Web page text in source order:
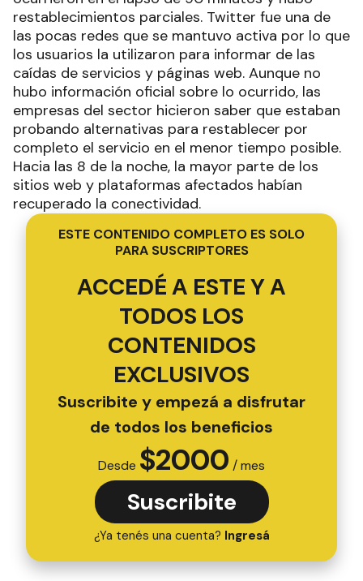
restablecimientos parciales. Twitter fue una de
las pocas redes que se mantuvo activa por lo que
los usuarios la utilizaron para informar de las
caídas de servicios y páginas web. Aunque no
hubo información oficial sobre lo ocurrido, las
empresas del sector hicieron saber que estaban
probando alternativas para restablecer por
completo el servicio en el menor tiempo posible.
Hacia las 8 de la noche, la mayor parte de los
sitios web y plataformas afectados habían
recuperado la conectividad.
ESTE CONTENIDO COMPLETO ES SOLO
PARA SUSCRIPTORES
ACCEDÉ A ESTE Y A
TODOS LOS
CONTENIDOS
EXCLUSIVOS
Suscribite y empezá a disfrutar
de todos los beneficios
Desde $2000 / mes
Suscribite
¿Ya tenés una cuenta? Ingresá